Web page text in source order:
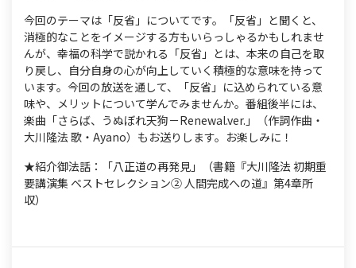
今回のテーマは「反省」についてです。「反省」と聞くと、
消極的なことをイメージする方もいらっしゃるかもしれませ
んが、幸福の科学で説かれる「反省」とは、本来の自己を取
り戻し、自分自身の心が向上していく積極的な意味を持って
います。今回の放送を通して、「反省」に込められている意
味や、メリットについて学んでみませんか。番組後半には、
楽曲「さらば、うぬぼれ天狗－Renewal.ver.」（作詞作曲・
大川隆法 歌・Ayano）もお送りします。お楽しみに！
★紹介御法話：「八正道の再発見」（書籍『大川隆法 初期重
要講演集 ベストセレクション② 人間完成への道』第4章所
収）